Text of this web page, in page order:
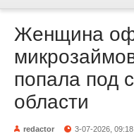
Женщина
попала под
области
redactor 3-07-2026, 09:18